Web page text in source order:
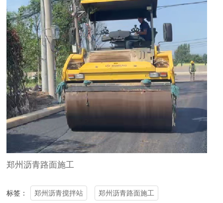
郑州沥青路面施工
标签： 郑州沥青搅拌站 郑州沥青路面施工